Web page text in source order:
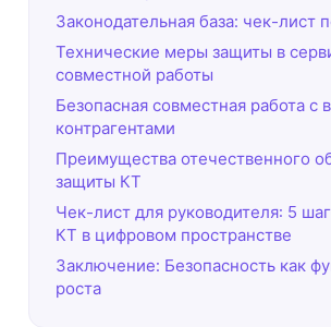
Законодательная база: чек-лист
Технические меры защиты в
совместной работы
Безопасная совместная работа с
контрагентами
Преимущества отечественного
защиты КТ
Чек-лист для руководителя: 5
КТ в цифровом пространстве
Заключение: Безопасность как
роста